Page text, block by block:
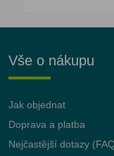
Vše o nákupu
Jak objednat
Doprava a platba
Nejčastější dotazy